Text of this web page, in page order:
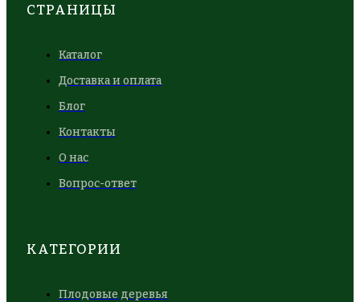
СТРАНИЦЫ
Каталог
Доставка и оплата
Блог
Контакты
О нас
Вопрос-ответ
КАТЕГОРИИ
Плодовые деревья